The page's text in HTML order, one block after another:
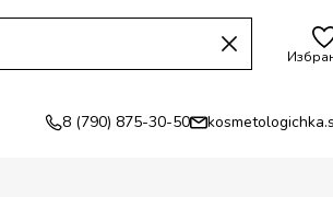
8 (790) 875-30-50